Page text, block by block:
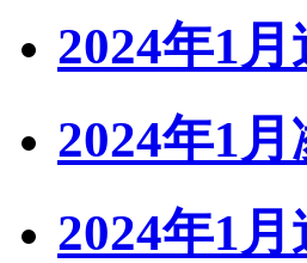
2024年1
2024年1
2024年1